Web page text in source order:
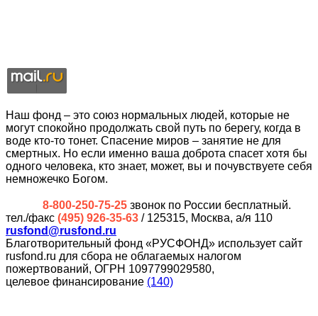
Наш фонд – это союз нормальных людей, которые не
могут спокойно продолжать свой путь по берегу, когда в
воде кто-то тонет. Спасение миров – занятие не для
смертных. Но если именно ваша доброта спасет хотя бы
одного человека, кто знает, может, вы и почувствуете себя
немножечко Богом.
8-800-250-75-25 звонок по России бесплатный.
тел./факс (495) 926-35-63 / 125315, Москва, а/я 110
rusfond@rusfond.ru
Благотворительный фонд «РУСФОНД» использует сайт
rusfond.ru для сбора не облагаемых налогом
пожертвований, ОГРН 1097799029580,
целевое финансирование (140)